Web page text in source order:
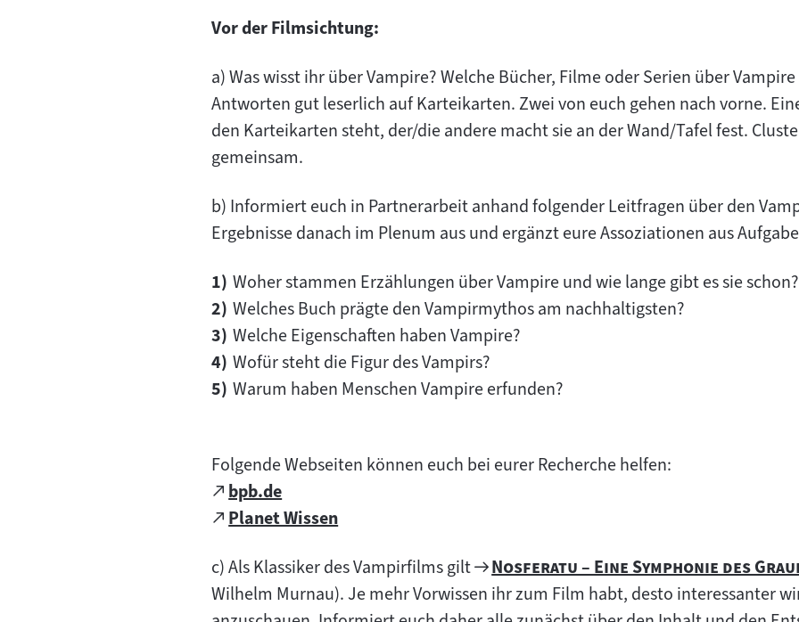
Vor der Filmsichtung:
a) Was wisst ihr über Vampire? Welche Bücher, Filme oder Serien über
Antworten gut leserlich auf Karteikarten. Zwei von euch gehen nach vorne.
den Karteikarten steht, der/die andere macht sie an der Wand/Tafel fest.
gemeinsam.
b) Informiert euch in Partnerarbeit anhand folgender Leitfragen über den
Ergebnisse danach im Plenum aus und ergänzt eure Assoziationen aus
Woher stammen Erzählungen über Vampire und wie lange gibt es sie schon?
Welches Buch prägte den Vampirmythos am nachhaltigsten?
Welche Eigenschaften haben Vampire?
Wofür steht die Figur des Vampirs?
Warum haben Menschen Vampire erfunden?
Folgende Webseiten können euch bei eurer Recherche helfen:
Zum
externen
bpb.de
(öffnet
im
neuen
Tab)
Zum
Inhalt:
Planet Wissen
(öffnet
im
neuen
c) Als Klassiker des Vampirfilms gilt
Zum
Filmarchiv:
"
Nosferatu – Eine Symphonie des
Wilhelm Murnau). Je mehr Vorwissen ihr zum Film habt, desto interessanter